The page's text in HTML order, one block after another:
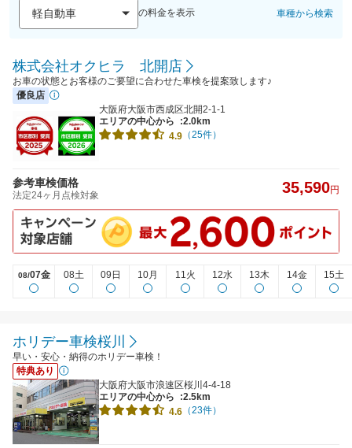
の料金を表示 車種から検索
株式会社オクヒラ 北開店
お車の状態とお客様のご要望に合わせた車検を提案致します♪
優良店
大阪府大阪市西成区北開2-1-1
エリアの中心から
:2.0km
4.9 （25件）
参考車検価格
法定24ヶ月点検対象 35,590円
08/07金 08土 09日 10月 11火 12水 13木 14金 15土
ホリデー車検桜川
早い・安心・納得のホリデー車検！
特典あり
大阪府大阪市浪速区桜川4-4-18
エリアの中心から
:2.5km
4.6 （23件）